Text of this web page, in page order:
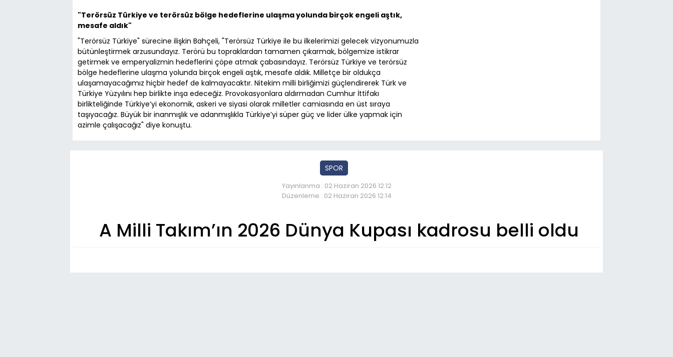
"Terörsüz Türkiye ve terörsüz bölge hedeflerine ulaşma yolunda birçok engeli aştık,
mesafe aldık"
"Terörsüz Türkiye" sürecine ilişkin Bahçeli, "Terörsüz Türkiye ile bu ilkelerimizi gelecek vizyonumuzla
bütünleştirmek arzusundayız. Terörü bu topraklardan tamamen çıkarmak, bölgemize istikrar
getirmek ve emperyalizmin hedeflerini çöpe atmak çabasındayız. Terörsüz Türkiye ve terörsüz
bölge hedeflerine ulaşma yolunda birçok engeli aştık, mesafe aldık. Milletçe bir oldukça
ulaşamayacağımız hiçbir hedef de kalmayacaktır. Nitekim milli birliğimizi güçlendirerek Türk ve
Türkiye Yüzyılını hep birlikte inşa edeceğiz. Provokasyonlara aldırmadan Cumhur İttifakı
birlikteliğinde Türkiye’yi ekonomik, askeri ve siyasi olarak milletler camiasında en üst sıraya
taşıyacağız. Büyük bir inanmışlık ve adanmışlıkla Türkiye’yi süper güç ve lider ülke yapmak için
azimle çalışacağız" diye konuştu.
SPOR
Yayınlanma : 02 Haziran 2026 12:12
Düzenleme : 02 Haziran 2026 12:14
A Milli Takım’ın 2026 Dünya Kupası kadrosu belli oldu